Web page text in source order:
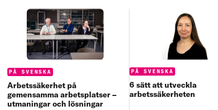
Categories:
PÅ SVENSKA
Arbetssäkerhet på
gemensamma arbetsplatser –
utmaningar och lösningar
Categories:
PÅ SVENSKA
6 sätt att utveckla
arbetssäkerheten